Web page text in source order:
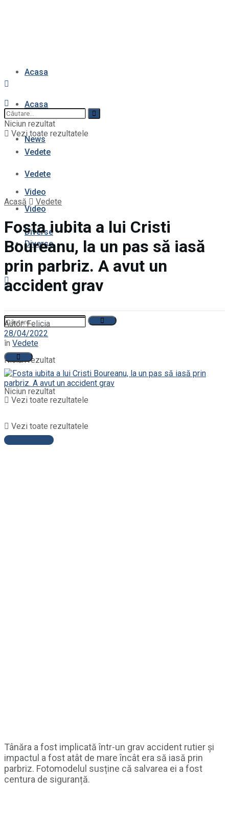
Acasa
News
Vedete
Video
Diverse
Niciun rezultat
Vezi toate rezultatele
Acasa
News
Vedete
Video
Diverse
Niciun rezultat
Vezi toate rezultatele
Niciun rezultat
Vezi toate rezultatele
Acasă Vedete
Fosta iubita a lui Cristi
Boureanu, la un pas să iasă
prin parbriz. A avut un
accident grav
Autor: Felicia
28/04/2022
în Vedete
Tânăra a fost implicată într-un grav accident rutier și
impactul a fost atât de mare încât era să iasă prin
parbriz. Fotomodelul susține că salvarea ei a fost
centura de siguranță.